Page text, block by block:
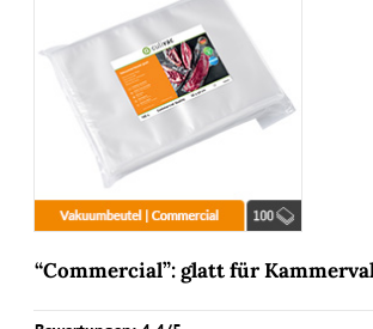
“Commercial”: glatt für